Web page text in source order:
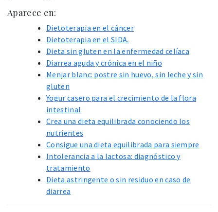
Aparece en:
Dietoterapia en el cáncer
Dietoterapia en el SIDA.
Dieta sin gluten en la enfermedad celíaca
Diarrea aguda y crónica en el niño
Menjar blanc: postre sin huevo, sin leche y sin
gluten
Yogur casero para el crecimiento de la flora
intestinal
Crea una dieta equilibrada conociendo los
nutrientes
Consigue una dieta equilibrada para siempre
Intolerancia a la lactosa: diagnóstico y
tratamiento
Dieta astringente o sin residuo en caso de
diarrea